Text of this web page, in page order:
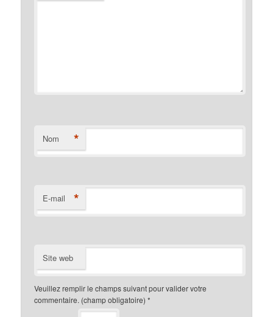
Nom *
E-mail *
Site web
Veuillez remplir le champs suivant pour valider votre
commentaire. (champ obligatoire) *